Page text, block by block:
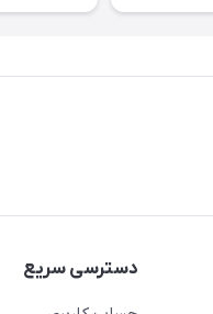
دسترسی سریع